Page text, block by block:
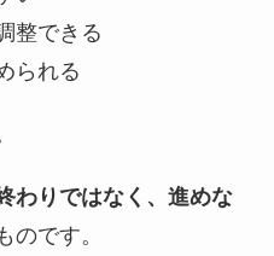
整できる
られる
わりではなく、進めな
のです。